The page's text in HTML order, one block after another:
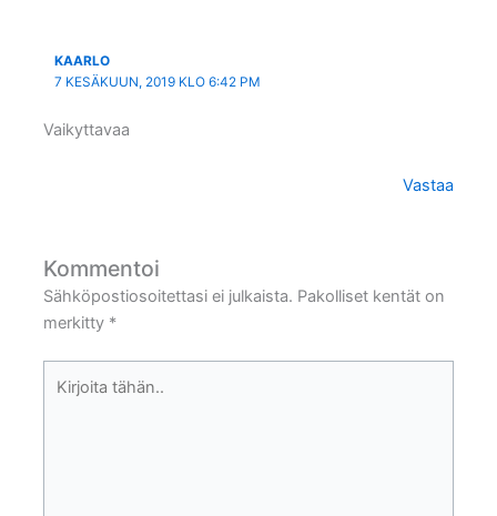
KAARLO
7 KESÄKUUN, 2019 KLO 6:42 PM
Vaikyttavaa
Vastaa
Kommentoi
Sähköpostiosoitettasi ei julkaista. Pakolliset kentät on
merkitty *
tähän..